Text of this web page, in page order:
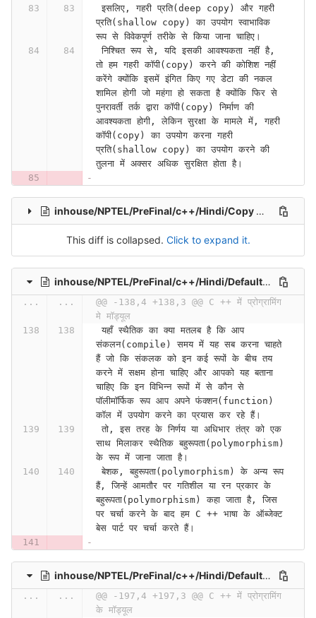
इसलिए, गहरी प्रति(deep copy) और गहरी
प्रति(shallow copy) का उपयोग स्वाभाविक
रूप से विवेकपूर्ण तरीके से किया जाना चाहिए।
निश्चित रूप से, यदि इसकी आवश्यकता नहीं है,
तो हम गहरी कॉपी(copy) करने की कोशिश नहीं
करेंगे क्योंकि इसमें इंगित किए गए डेटा की नकल
शामिल होगी जो महंगा हो सकता है क्योंकि फिर से
पुनरावर्ती तर्क द्वारा कॉपी(copy) निर्माण की
आवश्यकता होगी, लेकिन सुरक्षा के मामले में, गहरी
कॉपी(copy) का उपयोग करना गहरी
प्रति(shallow copy) का उपयोग करने की
तुलना में अक्सर अधिक सुरक्षित होता है।
inhouse/NPTEL/PreFinal/c++/Hindi/Copy Constructor and Copy Assignment Operator (Lecture 26)-jXTTOZUT1iU
This diff is collapsed. Click to expand it.
inhouse/NPTEL/PreFinal/c++/Hindi/Default Parameters and Function Overloading (Contd.) (Lecture 13)-fc2SjmrP67A
... ...
@@ -138,4 +138,3 @@ C ++ में प्रोग्रामिंग
मे मॉड्यूल
यहाँ स्थैतिक का क्या मतलब है कि आप
संकलन(compile) समय में यह सब करना चाहते
हैं जो कि संकलक को इन कई रूपों के बीच तय
करने में सक्षम होना चाहिए और आपको यह बताना
चाहिए कि इन विभिन्न रूपों में से कौन से
पॉलीमॉर्फिक रूप आप अपने फंक्शन(function)
कॉल में उपयोग करने का प्रयास कर रहे हैं।
तो, इस तरह के निर्णय या अधिभार तंत्र को एक
साथ मिलाकर स्थैतिक बहुरूपता(polymorphism)
के रूप में जाना जाता है।
बेशक, बहुरूपता(polymorphism) के अन्य रूप
हैं, जिन्हें आमतौर पर गतिशील या रन प्रकार के
बहुरूपता(polymorphism) कहा जाता है, जिस
पर चर्चा करने के बाद हम C ++ भाषा के ऑब्जेक्ट
बेस पार्ट पर चर्चा करते हैं।
inhouse/NPTEL/PreFinal/c++/Hindi/Default Parameters and Function Overloading (Contd.) (Lecture 14)-N4gpIkQKUbc
... ...
@@ -197,4 +197,3 @@ C ++ में प्रोग्रामिंग
के मॉड्यूल